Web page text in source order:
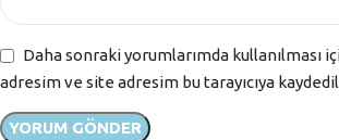
Daha sonraki yorumlarımda kullanılması
adresim ve site adresim bu tarayıcıya